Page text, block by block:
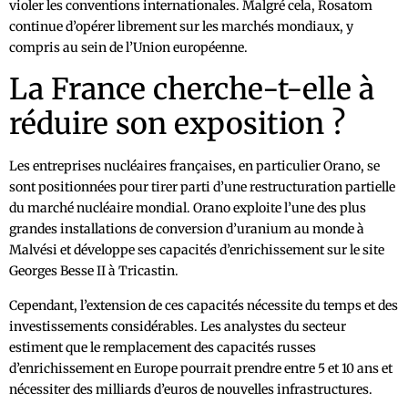
violer les conventions internationales. Malgré cela, Rosatom
continue d’opérer librement sur les marchés mondiaux, y
compris au sein de l’Union européenne.
La France cherche-t-elle à
réduire son exposition ?
Les entreprises nucléaires françaises, en particulier Orano, se
sont positionnées pour tirer parti d’une restructuration partielle
du marché nucléaire mondial. Orano exploite l’une des plus
grandes installations de conversion d’uranium au monde à
Malvési et développe ses capacités d’enrichissement sur le site
Georges Besse II à Tricastin.
Cependant, l’extension de ces capacités nécessite du temps et des
investissements considérables. Les analystes du secteur
estiment que le remplacement des capacités russes
d’enrichissement en Europe pourrait prendre entre 5 et 10 ans et
nécessiter des milliards d’euros de nouvelles infrastructures.